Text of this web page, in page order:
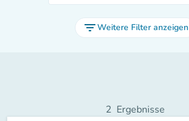
filter_listWeitere Filter anzeigen
2 Ergebnisse